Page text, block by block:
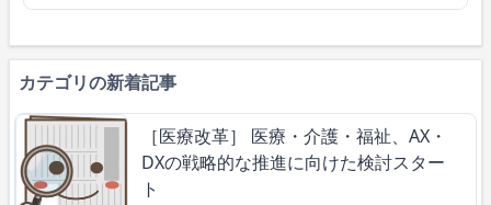
カテゴリの新着記事
［医療改革］ 医療・介護・福祉、AX・
DXの戦略的な推進に向けた検討スター
ト